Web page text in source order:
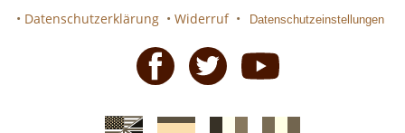
• Datenschutzerklärung • Widerruf • Datenschutzeinstellungen